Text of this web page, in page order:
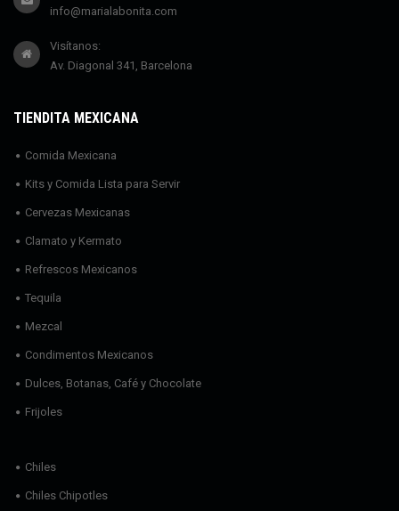
info@marialabonita.com
Visítanos:
Av. Diagonal 341, Barcelona
TIENDITA MEXICANA
Comida Mexicana
Kits y Comida Lista para Servir
Cervezas Mexicanas
Clamato y Kermato
Refrescos Mexicanos
Tequila
Mezcal
Condimentos Mexicanos
Dulces, Botanas, Café y Chocolate
Frijoles
Chiles
Chiles Chipotles